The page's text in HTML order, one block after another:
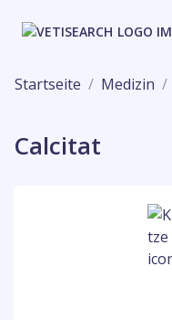
Startseite Medizin
Calcitat